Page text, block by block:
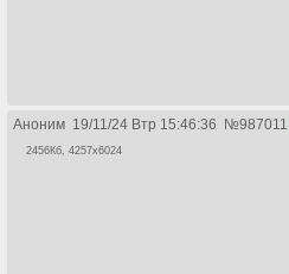
Аноним 19/11/24 Втр 15:46:36 №987011
2456Кб, 4257x6024